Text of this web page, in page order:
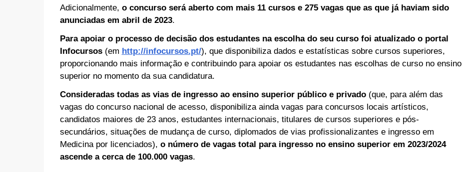
Adicionalmente, o concurso será aberto com mais 11 cursos e 275 vagas que as que já haviam sido
anunciadas em abril de 2023.
Para apoiar o processo de decisão dos estudantes na escolha do seu curso foi atualizado o portal
Infocursos(em http://infocursos.pt/), que disponibiliza dados e estatísticas sobre cursos superiores,
proporcionando mais informação e contribuindo para apoiar os estudantes nas escolhas de curso no ensino
superior no momento da sua candidatura.
Consideradas todas as vias de ingresso ao ensino superior público e privado(que, para além das
vagas do concurso nacional de acesso, disponibiliza ainda vagas para concursos locais artísticos,
candidatos maiores de 23 anos, estudantes internacionais, titulares de cursos superiores e pós-
secundários, situações de mudança de curso, diplomados de vias profissionalizantes e ingresso em
Medicina por licenciados), o número de vagas total para ingresso no ensino superior em 2023/2024
ascende a cerca de 100.000 vagas.